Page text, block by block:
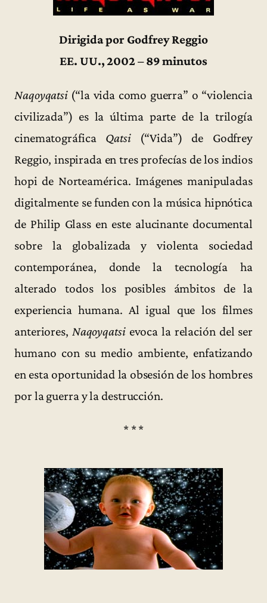
Dirigida por Godfrey Reggio
EE. UU., 2002 – 89 minutos
Naqoyqatsi (“la vida como guerra” o “violencia
civilizada”) es la última parte de la trilogía
cinematográfica Qatsi(“Vida”) de Godfrey
Reggio, inspirada en tres profecías de los indios
hopi de Norteamérica. Imágenes manipuladas
digitalmente se funden con la música hipnótica
de Philip Glass en este alucinante documental
sobre la globalizada y violenta sociedad
contemporánea, donde la tecnología ha
alterado todos los posibles ámbitos de la
experiencia humana. Al igual que los filmes
anteriores, Naqoyqatsievoca la relación del ser
humano con su medio ambiente, enfatizando
en esta oportunidad la obsesión de los hombres
por la guerra y la destrucción.
* * *